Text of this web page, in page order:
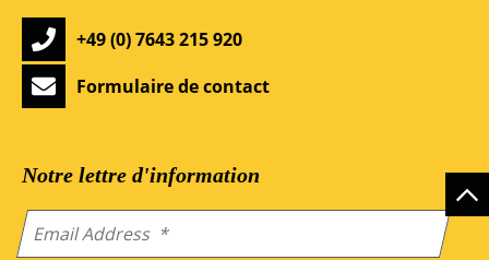
+49 (0) 7643 215 920
Formulaire de contact
Notre lettre d'information